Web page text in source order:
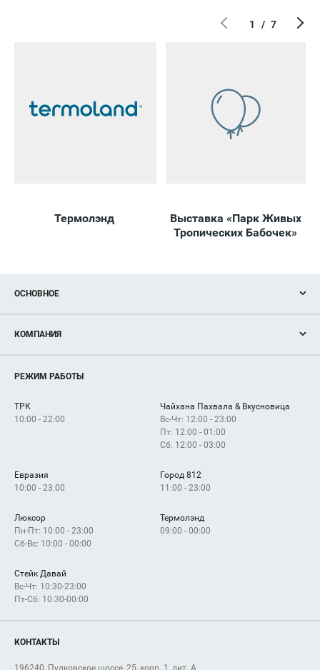
Термолэнд
Выставка «Парк Живых
Тропических Бабочек»
1 / 7
ОСНОВНОЕ
Новости
Магазины
Услуги
КОМПАНИЯ
Рекламодателям
Как добраться
РЕЖИМ РАБОТЫ
ТРК
10:00 - 22:00
Чайхана Пахвала & Вкусновица
Вс-Чт: 12:00 - 23:00
Пт: 12:00 - 01:00
Сб: 12:00 - 03:00
Евразия
10:00 - 23:00
Город 812
11:00 - 23:00
Люксор
Пн-Пт: 10:00 - 23:00
Сб-Вс: 10:00 - 00:00
Термолэнд
09:00 - 00:00
Стейк Давай
Вс-Чт: 10:30-23:00
Пт-Сб: 10:30-00:00
КОНТАКТЫ
196240, Пулковское шоссе, 25, корп. 1, лит. А